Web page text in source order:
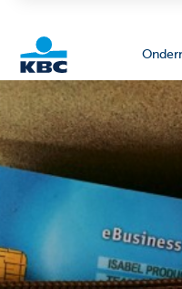
Ondernemers